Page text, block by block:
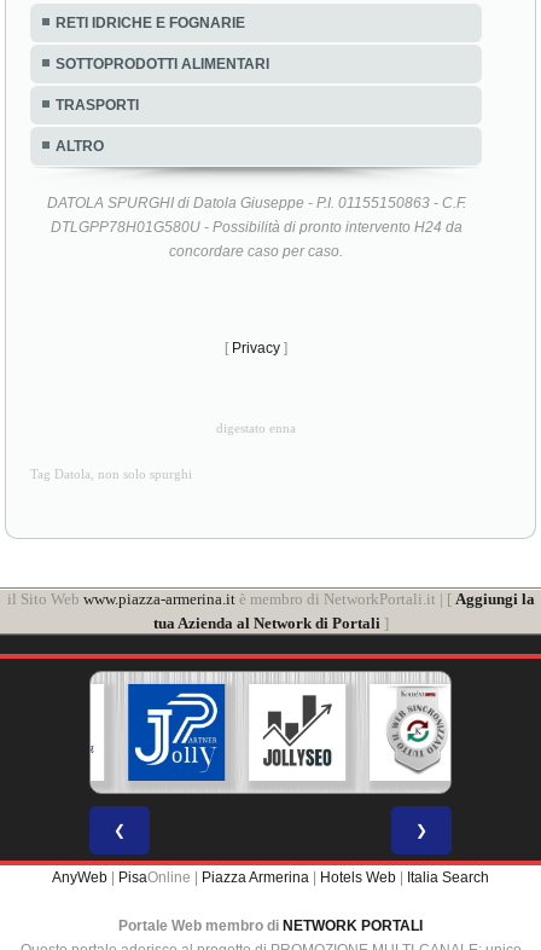
RETI IDRICHE E FOGNARIE
SOTTOPRODOTTI ALIMENTARI
TRASPORTI
ALTRO
DATOLA SPURGHI di Datola Giuseppe - P.I. 01155150863 - C.F.
DTLGPP78H01G580U - Possibilità di pronto intervento H24 da
concordare caso per caso.
[ Privacy ]
digestato enna
Tag Datola, non solo spurghi
il Sito Web www.piazza-armerina.itè membro di NetworkPortali.it | [ Aggiungi la
tua Azienda al Network di Portali]
❮ ❯
AnyWeb PisaOnline | Piazza Armerina Hotels Web Italia Search
Portale Web membro di NETWORK PORTALI